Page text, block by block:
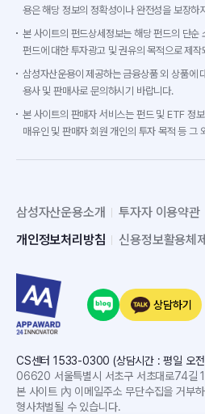
용은 해당 정보의 정확성이나 완전성을 보장하
본 사이트의 펀드상세정보는 해당 펀드의 단순
펀드에 대한 투자광고 및 권유의 목적으로 제작
삼성자산운용이 제공하는 금융상품 외 상품에
용사 및 판매사로 문의하시기 바랍니다.
본 사이트의 판매자 서비스는 펀드 및 ETF 정
매유인 및 판매자 회원 개인의 투자 목적 등 그
삼성자산운용소개 투자자 이용약관
개인정보처리방침
신용정보활용체제
상담하기
CS센터 1533-0300 (상담시간 : 평일 오
06620 서울특별시 서초구 서초대로74길
본 사이트 內 이메일주소 무단수집을 거부
형사처벌될 수 있습니다.